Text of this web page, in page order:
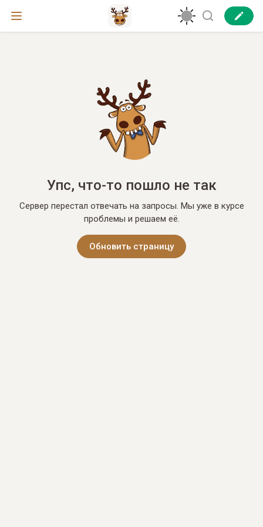
Упс, что-то пошло не так
Сервер перестал отвечать на запросы. Мы уже в курсе
проблемы и решаем её.
Обновить страницу